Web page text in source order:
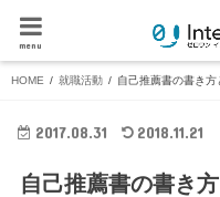
menu
HOME 就職活動 自己推薦書の書き
2017.08.31 2018.11.21
自己推薦書の書き